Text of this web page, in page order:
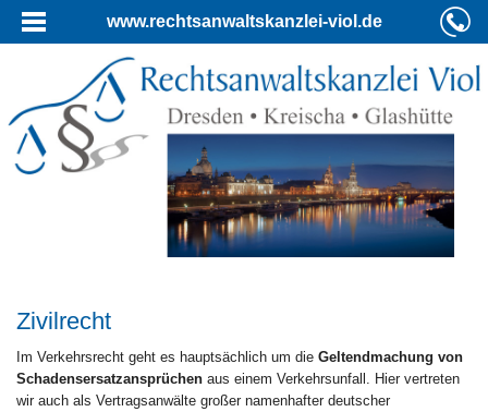
www.rechtsanwaltskanzlei-viol.de
Zivilrecht
Im Verkehrsrecht geht es hauptsächlich um die Geltendmachung von
Schadensersatzansprüchen aus einem Verkehrsunfall. Hier vertreten
wir auch als Vertragsanwälte großer namenhafter deutscher